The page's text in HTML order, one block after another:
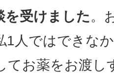
を受けました。
1人ではできな
てお薬をお渡し